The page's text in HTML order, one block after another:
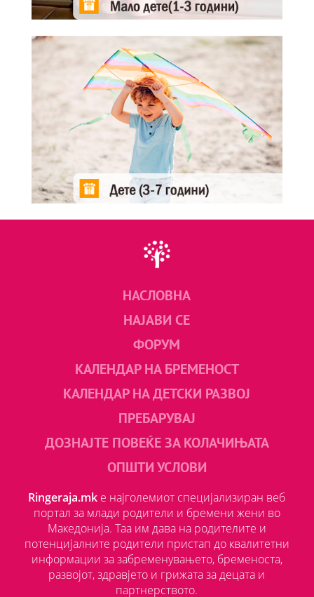
НАСЛОВНА
НАЈАВИ СЕ
ФОРУМ
КАЛЕНДАР НА БРЕМЕНОСТ
КАЛЕНДАР НА ДЕТСКИ РАЗВОЈ
ПРЕБАРУВАЈ
ДОЗНАЈТЕ ПОВЕЌЕ ЗА КОЛАЧИЊАТА
ОПШТИ УСЛОВИ
Ringeraja.mk е најголемиот специјализиран веб
портал за млади родители и бремени жени во
Македонија. Таа им дава на родителите и
потенцијалните родители пристап до квалитетни
информации за забременувањето, бременоста,
развојот, здравјето и грижата за децата и
партнерството.